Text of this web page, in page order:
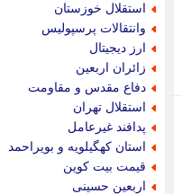
استقلال خوزستان
وانتقالات پرسپولیس
ارز دیجیتال
زائران اربعین
دفاع مقدس و مقاومت
استقلال تهران
پدافند غیرعامل
استان کهگیلویه و بویراحمد
قیمت بیت کوین
اربعین حسینی